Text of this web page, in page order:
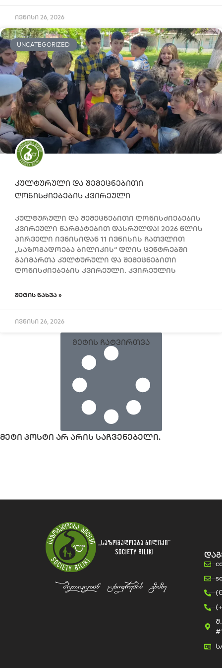
ივნისი 26, 2026
UNCATEGORIZED
კულტურული და შემეცნებითი
ღონისძიებების კვირეული
კულტურული და შემეცნებითი ღონისძიებების
კვირეული წარმატებით დასრულდა! 2026 წლის
პირველი ივნისიდან 11 ივნისის ჩათვლით
„საზოგადოება ბილიკის“ დღის ცენტრებში
გაიმართა კულტურული და შემეცნებითი
ღონისძიებების კვირეული. კვირეულის
ᲛᲔᲢᲘᲡ ᲜᲐᲮᲕᲐ »
ივნისი 26, 2026
მეტის ჩატვირთვა
მეტი პოსტი არ არის საჩვენებელი.